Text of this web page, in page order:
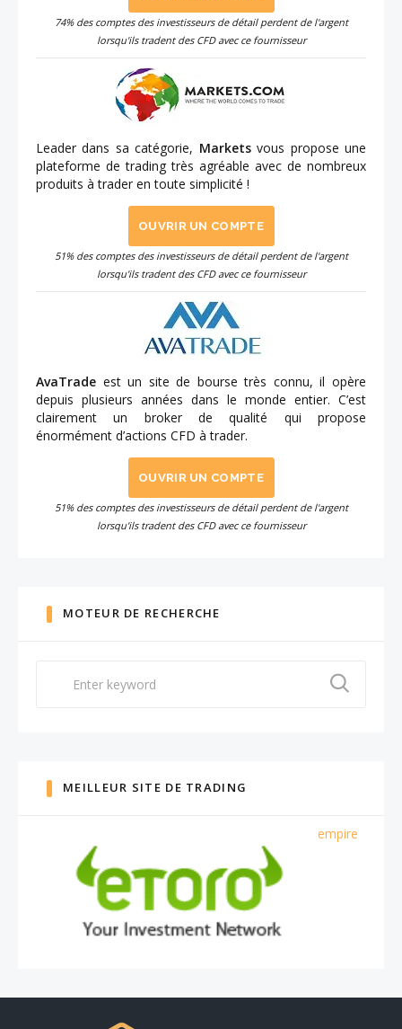
74% des comptes des investisseurs de détail perdent de l'argent
lorsqu'ils tradent des CFD avec ce fournisseur
Leader dans sa catégorie, Marketsvous propose une
plateforme de trading très agréable avec de nombreux
produits à trader en toute simplicité !
OUVRIR UN COMPTE
51% des comptes des investisseurs de détail perdent de l'argent
lorsqu'ils tradent des CFD avec ce fournisseur
AvaTrade est un site de bourse très connu, il opère
depuis plusieurs années dans le monde entier. C’est
clairement un broker de qualité qui propose
énormément d’actions CFD à trader.
OUVRIR UN COMPTE
51% des comptes des investisseurs de détail perdent de l'argent
lorsqu'ils tradent des CFD avec ce fournisseur
MOTEUR DE RECHERCHE
MEILLEUR SITE DE TRADING
empire